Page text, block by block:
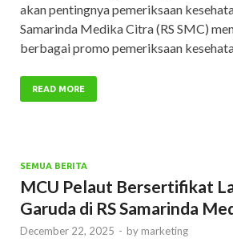
akan pentingnya pemeriksaan
Samarinda Medika Citra (RS SMC)
berbagai promo pemeriksaan
READ MORE
SEMUA BERITA
MCU Pelaut Bersertifikat
Garuda di RS Samarinda
December 22, 2025 - by marketing